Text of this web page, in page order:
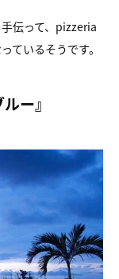
伝って、pizzeria
ているそうです。
ー』